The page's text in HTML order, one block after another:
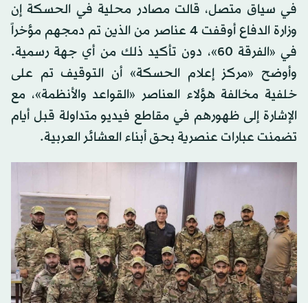
في سياق متصل، قالت مصادر محلية في الحسكة إن
وزارة الدفاع أوقفت 4 عناصر من الذين تم دمجهم مؤخراً
في «الفرقة 60»، دون تأكيد ذلك من أي جهة رسمية.
وأوضح «مركز إعلام الحسكة» أن التوقيف تم على
خلفية مخالفة هؤلاء العناصر «القواعد والأنظمة»، مع
الإشارة إلى ظهورهم في مقاطع فيديو متداولة قبل أيام
تضمنت عبارات عنصرية بحق أبناء العشائر العربية.